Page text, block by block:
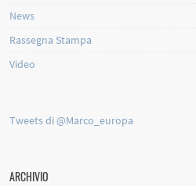
News
Rassegna Stampa
Video
Tweets di @Marco_europa
ARCHIVIO